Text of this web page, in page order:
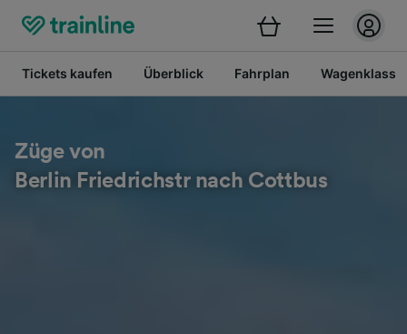
Tickets kaufen Überblick Fahrplan
Züge von
Berlin Friedrichstr nach Cottbus